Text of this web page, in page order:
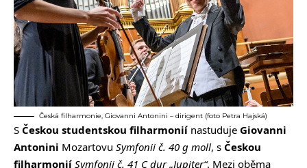
Česká filharmonie, Giovanni Antonini – dirigent (foto Petra Hajská)
S Českou studentskou filharmonií nastuduje Giovanni
Antonini Mozartovu Symfonii č. 40 g moll, s Českou
filharmonií Symfonii č. 41 C dur „Jupiter“. Mezi oběma